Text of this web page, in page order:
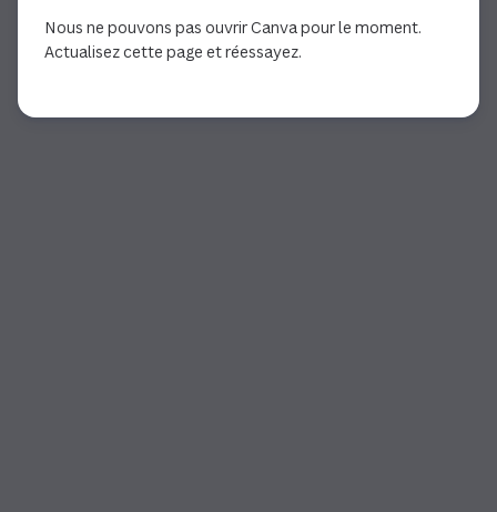
Nous ne pouvons pas ouvrir Canva pour le moment.
Actualisez cette page et réessayez.